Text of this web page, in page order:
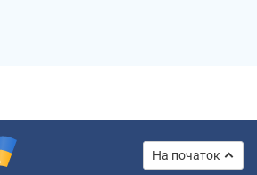
На початок